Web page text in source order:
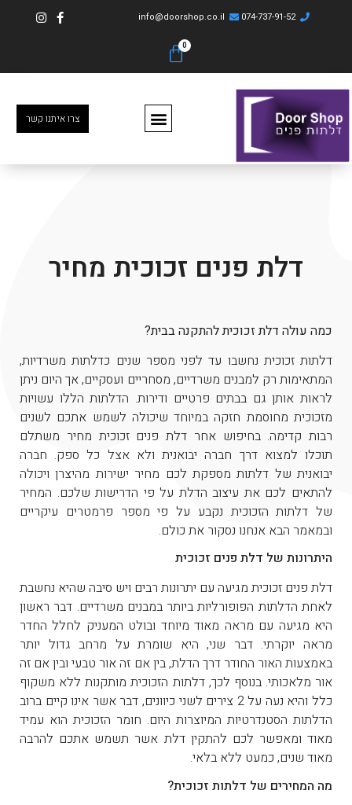
074-737-91-52
info@doorshop.co.il
צרו איתנו קשר
דלת פנים זכוכית מחיר
כמה עולה דלת זכוכית להתקנה בבית?
דלתות זכוכית נחשבו עד לפני מספר שנים כדלתות משרדיות,
המתאימות רק למבנים משרדיים, מסחריים ועסקיים, אך היום ניתן
לראות אותן גם בבתים פרטיים ודירות. הדלתות הללו עשויות
מזכוכית מחוסמת חזקה במיוחד שיכולה לשמש אתכם לשנים
רבות קדימה. בחיפוש אחר דלת פנים זכוכית מחיר משתלם
תוכלו למצוא דרך חברה יבואנית ולא אצל כל ספק. חברה
יבואנית של דלתות מספקת לכם מחיר ישירות מהיצרן ויכולה
להתאים לכם את עיצוב הדלת על פי הדרישות שלכם. המחיר
של דלתות הזכוכית נקבע על פי מספר פרמטרים עיקריים
ובמאמר הבא אנחנו נסקור את כולם.
היתרונות של דלת פנים זכוכית
דלת פנים זכוכית מגיעה עם יתרונות רבים ויש סיבה שהיא נחשבת
לאחת הדלתות הפופורליות ביותר במבנים משרדיים. דבר ראשון
היא מגיעה עם מראה מאוד מיוחד ובולט המעניק לחלל החדר
מראה יוקרתי. דבר שני, היא שומרת על מרחב גדול יותר
באמצעות האור החודר דרך הדלת, בין אם זה אור טבעי ובין אם זה
אור מלאכותי. בנוסף לכך, דלתות הזכוכית מותקנות ללא משקוף
כלל והיא נעה על 2 צירים לשני כיוונים, דבר אשר אינו קיים ברוב
הדלתות הסטנדרטיות המיוצרות היום. חומר הזכוכית הוא עמיד
מאוד ומאפשר לכם להתקין דלת אשר תשמש אתכם להרבה
מאוד שנים, כמעט ללא בלאי.
מה המחירים של דלתות זכוכית?